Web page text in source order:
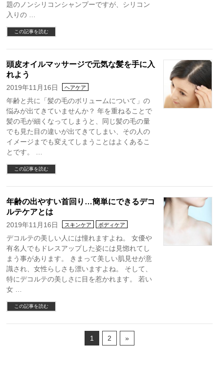
題のノンシリコンシャンプーですが、シリコン
入りの …
この記事を読む
頭皮オイルマッサージで元気な髪を手に入
れよう
2019年11月16日 ヘアケア
年齢と共に「髪の毛のボリュームについて」の
悩みが出てきていませんか？ 年を重ねることで
髪の毛が細くなってしまうと、同じ髪の毛の量
でも見た目の違いが出てきてしまい、その人の
イメージまでも変えてしまうことはよくあるこ
とです。 …
この記事を読む
年齢の出やすい首回り…簡単にできるデコ
ルテケアとは
2019年11月16日 スキンケア ボディケア
デコルテの美しい人には憧れますよね。 女優や
有名人でもドレスアップした姿には見惚れてし
まう事があります。 きまって美しい肌見せが意
識され、女性らしさも漂いますよね。 そして、
特にデコルテの美しさに目を惹かれます。 若い
女 …
この記事を読む
1 2 »